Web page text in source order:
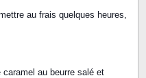
au frais quelques heures,
au beurre salé et